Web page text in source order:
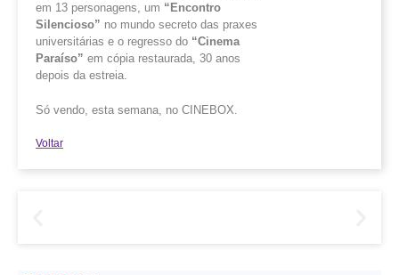
em 13 personagens, um “Encontro
Silencioso” no mundo secreto das praxes
universitárias e o regresso do “Cinema
Paraíso” em cópia restaurada, 30 anos
depois da estreia.
Só vendo, esta semana, no CINEBOX.
Voltar